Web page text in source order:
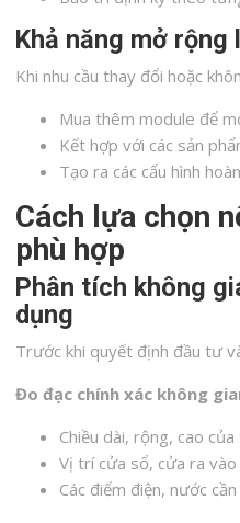
Khả năng mở rộng
Khi nhu cầu thay đổi hoặc
Mua thêm module để
Kết hợp với các sản
Tạo ra các cấu hình
Cách lựa chọn
phù hợp
Phân tích không
dụng
Trước khi quyết định đầu tư
Đo đạc chính xác không
Chiều dài, rộng, cao
Vị trí cửa sổ, cửa ra vào
Các điểm điện, nước